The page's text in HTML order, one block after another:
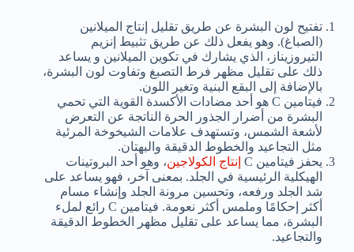
تفتيح لون البشرة عن طريق تقليل إنتاج الميلانين
(الصباغ). وهو يفعل ذلك عن طريق تثبيط إنزيم
التيروزيناز، الذي يشارك في تكوين الميلانين و يساعد
ذلك على تقليل مظهر فرط التصبغ وتفاوت لون البشرة،
بالإضافة إلى البقع البنية وتغير اللون.
فيتامين C هو أحد مضادات الأكسدة القوية التي تحمي
البشرة من أضرار الجذور الحرة الناتجة عن التعرض
لأشعة الشمس، وتستهدف علامات الشيخوخة المرئية
مثل التجاعيد والخطوط الدقيقة والبهتان.
يحفز فيتامين C
إنتاج الكولاجين، وهو أحد البروتينات
الهيكلية الرئيسية في الجلد. بمعنى آخر، فهو يساعد على
شد الجلد ورفعه، وتحسين مرونة الجلد وإنشاء مسام
أكثر إحكامًا وملمس أكثر نعومة. فيتامين C رائع لملء
البشرة، مما يساعد على تقليل مظهر الخطوط الدقيقة
والتجاعيد.